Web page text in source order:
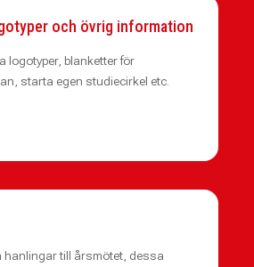
och övrig information
logotyper, blanketter för
starta egen studiecirkel etc.
hanlingar till årsmötet, dessa